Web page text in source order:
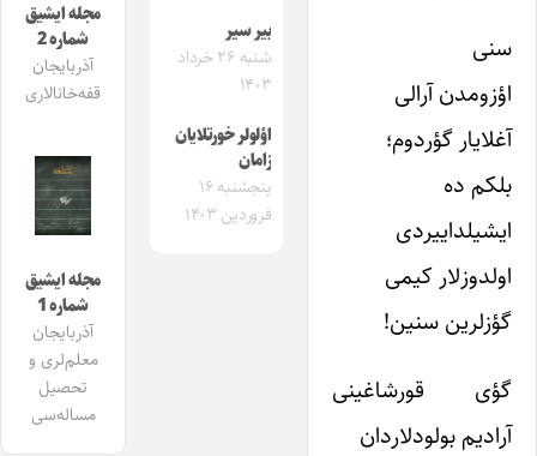
سنی
اؤزومدن آرالی
آغلایار گؤردوم؛
بلکم ده
ایشیلداییردی
اولدوزلار کیمی
گؤزلرین سنین!
گؤی قورشاغینی
آرادیم بولودلاردان
بیر سیر
شنبه ۲۶ خرداد
۱۴۰۳
اؤلولر خورتلایان
زامان
پنجشنبه ۱۶
فروردین ۱۴۰۳
مجله ایشیق
شماره 2
آذربایجان
قفه‌خانالاری
مجله ایشیق
شماره 1
آذربایجان
معلم‌لری و
تحصیل
مساله‌سی